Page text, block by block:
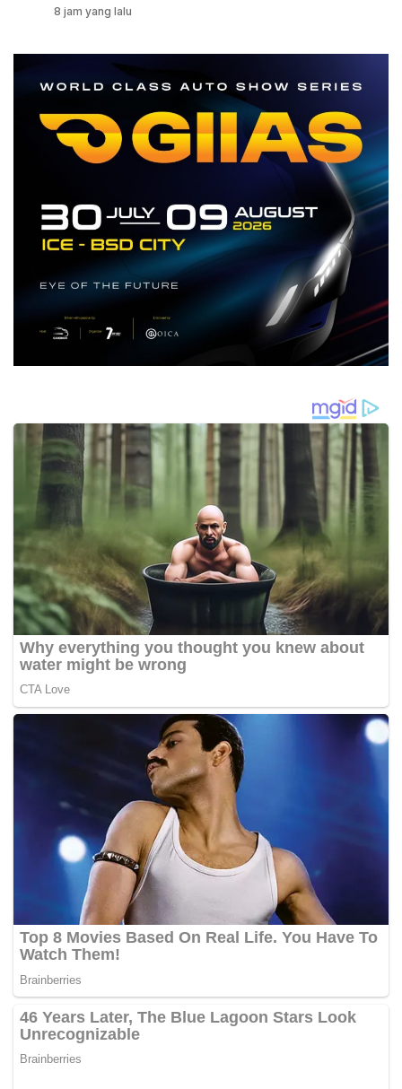
8 jam yang lalu